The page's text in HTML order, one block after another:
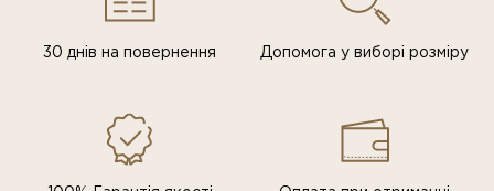
30 днів на повернення Допомога у виборі розміру